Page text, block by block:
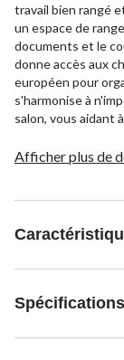
travail bien rangé
un espace de
documents et le
donne accès aux
européen pour
s'harmonise à
salon, vous aidant
d'élégance à ce
vous en avez besoin.
Afficher plus de
Spécifications